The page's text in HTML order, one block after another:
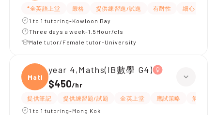
*全英語上堂 嚴格 提供練習題/試題 有耐性 細心
1 to 1 tutoring-Kowloon Bay
Three days a week-1.5Hour/cls
Male tutor/Female tutor-University
Maths
year 4,Maths(IB數學 G4)
$450/hr
提供筆記 提供練習題/試題 全英上堂 應試策略
解題思路
1 to 1 tutoring-Mong Kok